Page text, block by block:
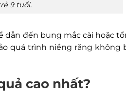
9 tuổi.
dẫn đến bung mắc cài hoặc
quá trình niềng răng không
cao nhất?